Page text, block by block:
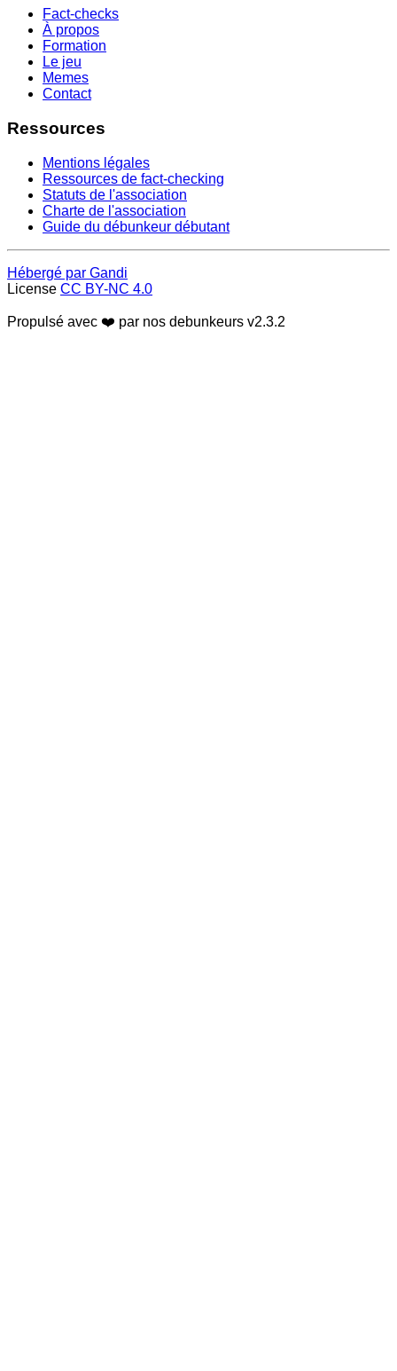
Fact-checks
À propos
Formation
Le jeu
Memes
Contact
Ressources
Mentions légales
Ressources de fact-checking
Statuts de l'association
Charte de l'association
Guide du débunkeur débutant
Hébergé par Gandi
License CC BY-NC 4.0
Propulsé avec ❤️ par nos debunkeurs v2.3.2